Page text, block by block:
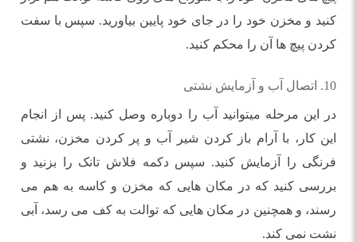
کنید و مخزن خود را در جای خود پایین بیاورید. سپس با سفت
کردن پیچ ها آن را محکم کنید.
10. اتصال آب و آزمایش نشتی
در این مرحله میتوانید آب را دوباره وصل کنید. پس از انجام
این کار، با آرام باز کردن شیر آب و پر کردن مخزن، نشتی
فرنگی را آزمایش کنید. سپس دکمه فلاش تانک را بزنید و
بررسی کنید که در مکان هایی که مخزن و کاسه به هم می
رسند، و همچنین در مکان هایی که توالت به کف می رسد، آبی
نشت نمی کند.